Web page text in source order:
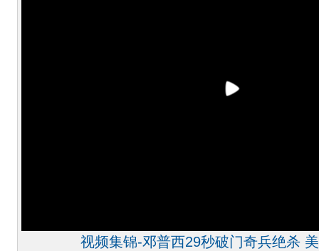
视频集锦-邓普西29秒破门奇兵绝杀